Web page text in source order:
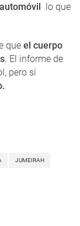
lo que
que el cuerpo
. El informe de
pero sí
JUMEIRAH